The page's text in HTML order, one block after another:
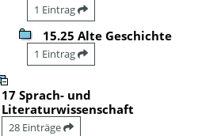
1 Eintrag
15.25 Alte Geschichte
1 Eintrag
17 Sprach- und
Literaturwissenschaft
28 Einträge